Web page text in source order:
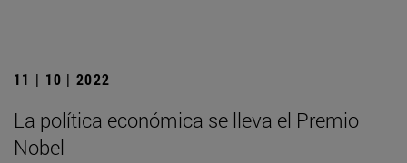
11 | 10 | 2022
La política económica se lleva el Premio
Nobel